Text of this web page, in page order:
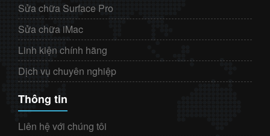
Sửa chữa Surface Pro
Sửa chữa iMac
Linh kiện chính hãng
Dịch vụ chuyên nghiệp
Thông tin
Liên hệ với chúng tôi